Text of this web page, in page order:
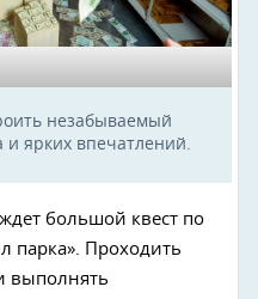
незабываемый
и ярких впечатлений.
большой квест по
парка». Проходить
выполнять